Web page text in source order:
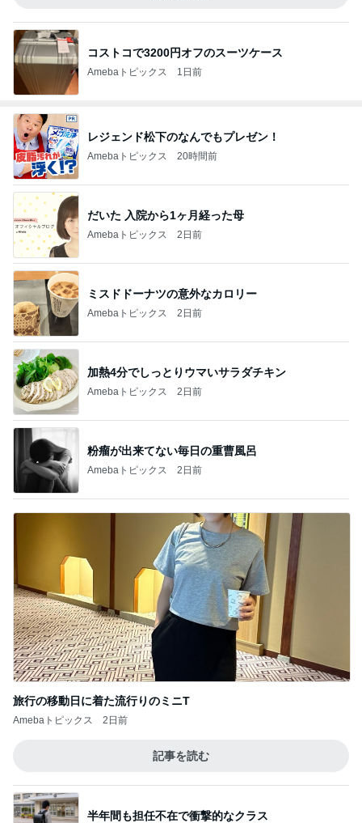
コストコで3200円オフのスーツケース
Amebaトピックス 1日前
レジェンド松下のなんでもプレゼン！
Amebaトピックス 20時間前
だいた 入院から1ヶ月経った母
Amebaトピックス 2日前
ミスドドーナツの意外なカロリー
Amebaトピックス 2日前
加熱4分でしっとりウマいサラダチキン
Amebaトピックス 2日前
粉瘤が出来てない毎日の重曹風呂
Amebaトピックス 2日前
旅行の移動日に着た流行りのミニT
Amebaトピックス 2日前
記事を読む
半年間も担任不在で衝撃的なクラス